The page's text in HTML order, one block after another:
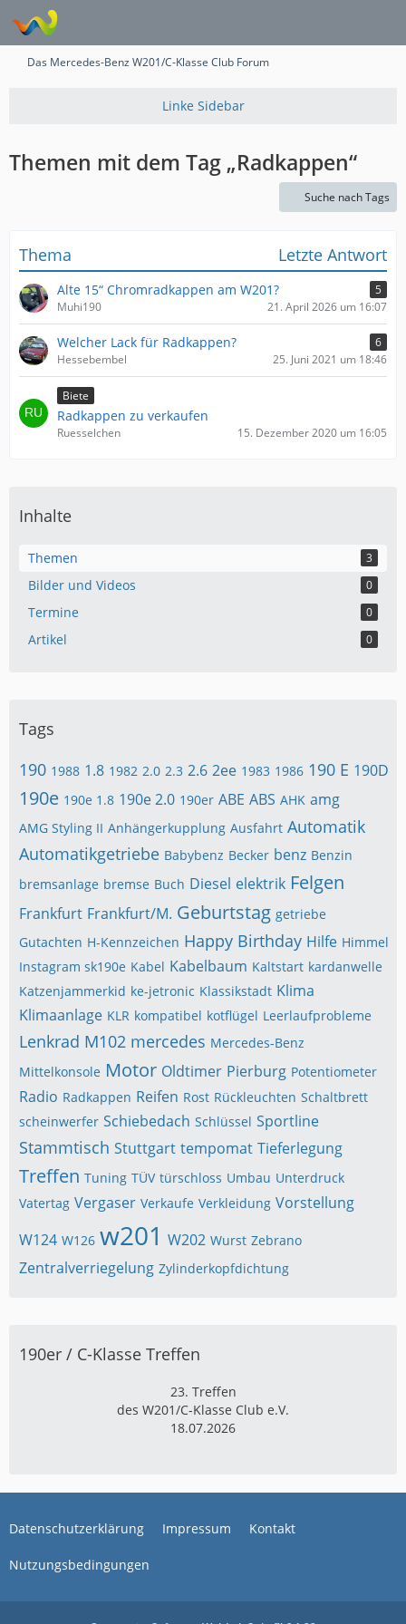
Das Mercedes-Benz W201/C-Klasse Club Forum
Themen mit dem Tag „Radkappen“
Suche nach Tags
Thema Letzte Antwort
Alte 15“ Chromradkappen am W201?
5
Muhi190
21. April 2026 um 16:07
Welcher Lack für Radkappen?
6
Hessebembel
25. Juni 2021 um 18:46
Biete
Radkappen zu verkaufen
Ruesselchen 15. Dezember 2020 um 16:05
Inhalte
Themen 3
Bilder und Videos 0
Termine 0
Artikel 0
Tags
190 1988 1.8 1982 2.0 2.3 2.6 2ee 1983 1986 190 E 190D
190e 190e 1.8 190e 2.0 190er ABE ABS AHK amg
AMG Styling II Anhängerkupplung Ausfahrt Automatik
Automatikgetriebe Babybenz Becker benz Benzin
bremsanlage bremse Buch Diesel elektrik Felgen
Frankfurt Frankfurt/M. Geburtstag getriebe
Gutachten H-Kennzeichen Happy Birthday Hilfe Himmel
Instagram sk190e Kabel Kabelbaum Kaltstart kardanwelle
Katzenjammerkid ke-jetronic Klassikstadt Klima
Klimaanlage KLR kompatibel kotflügel Leerlaufprobleme
Lenkrad M102 mercedes Mercedes-Benz
Mittelkonsole Motor Oldtimer Pierburg Potentiometer
Radio Radkappen Reifen Rost Rückleuchten Schaltbrett
scheinwerfer Schiebedach Schlüssel Sportline
Stammtisch Stuttgart tempomat Tieferlegung
Treffen Tuning TÜV türschloss Umbau Unterdruck
Vatertag Vergaser Verkaufe Verkleidung Vorstellung
W124 W126 w201 W202 Wurst Zebrano
Zentralverriegelung Zylinderkopfdichtung
190er / C-Klasse Treffen
23. Treffen
des W201/C-Klasse Club e.V.
18.07.2026
Datenschutzerklärung Impressum Kontakt
Nutzungsbedingungen